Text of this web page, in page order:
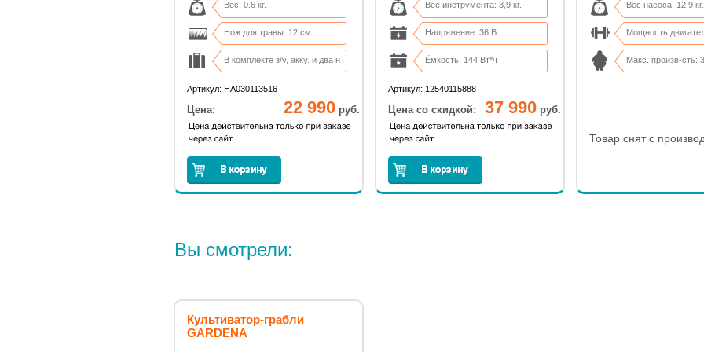
Вес: 0.6 кг.
Нож для травы: 12 см.
В комплекте з/у, акку. и два н
Сумка-переноска в комплекте
Артикул: HA030113516
Цена: 22 990 руб.
Вес инструмента: 3,9 кг.
Напряжение: 36 В.
Ёмкость: 144 Вт*ч
Время работы: до 35 мин.
Артикул: 12540115888
Цена со скидкой: 37 990 руб.
Вес насоса: 12,9 кг.
Мощность
Макс. произв-сть:
Товар снят с
Вы смотрели:
Культиватор-грабли
GARDENA